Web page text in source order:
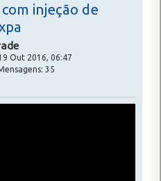
injeção de
Out 2016, 06:47
35